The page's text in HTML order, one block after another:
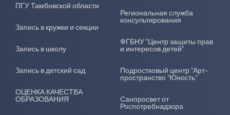
ПГУ Тамбовской области
Запись в кружки и секции
Запись в школу
Запись в детский сад
ОЦЕНКА КАЧЕСТВА
ОБРАЗОВАНИЯ
Региональная служба
консультирования
ФГБНУ "Центр защиты прав
и интересов детей"
Подростковый центр "Арт-
пространство "Юность"
Санпросвет от
Роспотребнадзора